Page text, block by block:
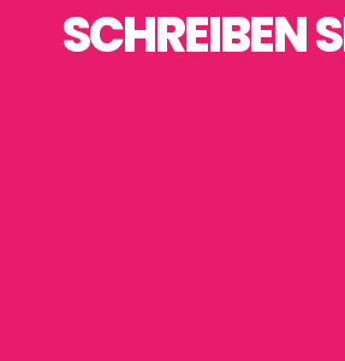
SCHREIBEN